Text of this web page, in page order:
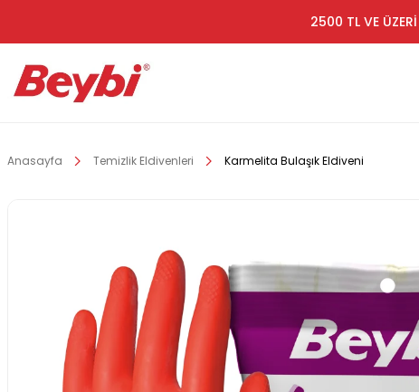
2500 TL VE ÜZERİ
Anasayfa Temizlik Eldivenleri Karmelita Bulaşık Eldiveni